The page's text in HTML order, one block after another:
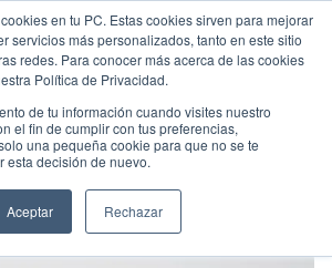
en tu PC. Estas cookies sirven para mejorar
servicios más personalizados, tanto en este sitio
redes. Para conocer más acerca de las cookies
Política de Privacidad.
de tu información cuando visites nuestro
el fin de cumplir con tus preferencias,
una pequeña cookie para que no se te
esta decisión de nuevo.
Aceptar Rechazar
CARRERA S